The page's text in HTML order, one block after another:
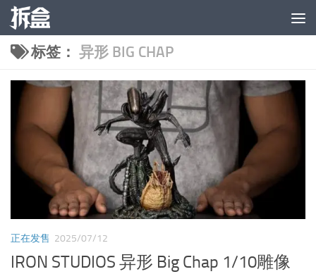
跳至内容
标签： 异形 BIG CHAP
正在发售 2025/07/12
IRON STUDIOS 异形 Big Chap 1/10雕像